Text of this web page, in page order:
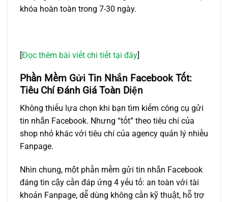
khóa hoàn toàn trong 7-30 ngày.
[Đọc thêm bài viết chi tiết tại đây]
Phần Mềm Gửi Tin Nhắn Facebook Tốt:
Tiêu Chí Đánh Giá Toàn Diện
Không thiếu lựa chọn khi bạn tìm kiếm công cụ gửi
tin nhắn Facebook. Nhưng “tốt” theo tiêu chí của
shop nhỏ khác với tiêu chí của agency quản lý nhiều
Fanpage.
Nhìn chung, một phần mềm gửi tin nhắn Facebook
đáng tin cậy cần đáp ứng 4 yếu tố: an toàn với tài
khoản Fanpage, dễ dùng không cần kỹ thuật, hỗ trợ